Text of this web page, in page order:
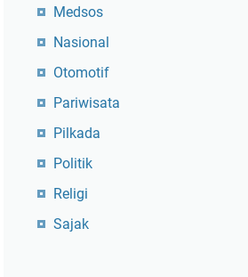
Medsos
Nasional
Otomotif
Pariwisata
Pilkada
Politik
Religi
Sajak